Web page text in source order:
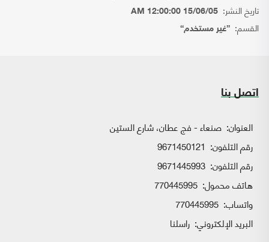
تاريخ النشر: 15/06/05 12:00:00 AM
القسم: {غير مستخدم}
اتصل بنا
العنوان: صنعاء - فج عطان، شارع الستين
رقم التلفون: 9671450121
رقم التلفون: 9671445993
هاتف محمول: 770445995
واتساب:
البريد الإلكتروني: راسلنا